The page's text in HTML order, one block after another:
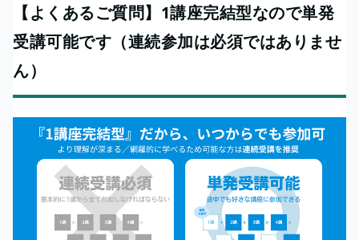
【よくあるご質問】1講座完結型なので単発
受講可能です（連続参加は必須ではありませ
ん）